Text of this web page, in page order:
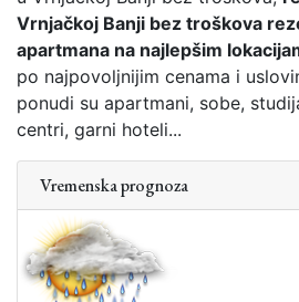
Vrnjačkoj Banji bez troškova
apartmana na najlepšim
po najpovoljnijim cenama i
ponudi su apartmani, sobe,
centri, garni hoteli...
Vremenska prognoza